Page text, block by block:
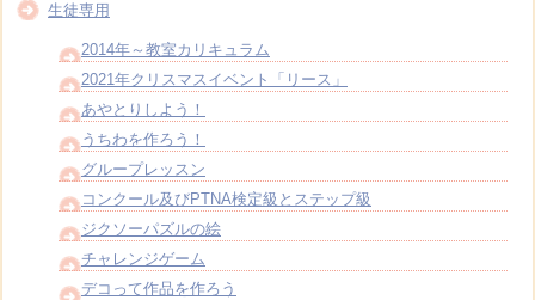
生徒専用
2014年～教室カリキュラム
2021年クリスマスイベント「リース」
あやとりしよう！
うちわを作ろう！
グループレッスン
コンクール及びPTNA検定級とステップ級
ジクソーパズルの絵
チャレンジゲーム
デコって作品を作ろう